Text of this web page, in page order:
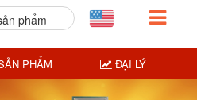
phẩm
PHẨM ĐẠI LÝ